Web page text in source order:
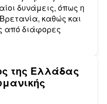
δυνάμεις, όπως η
καθώς και
από διάφορες
της Ελλάδας